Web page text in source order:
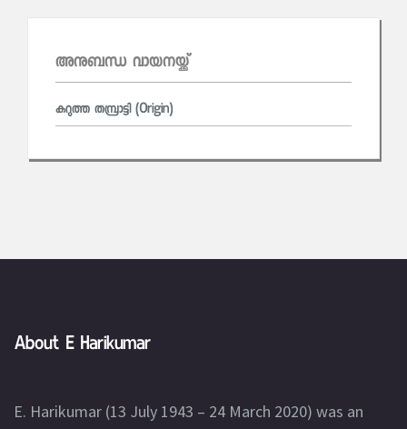
അനുബന്ധ വായനയ്ക്ക്
കറുത്ത തമ്പ്രാട്ടി (Origin)
About E Harikumar
E. Harikumar (13 July 1943 – 24 March 2020) was an